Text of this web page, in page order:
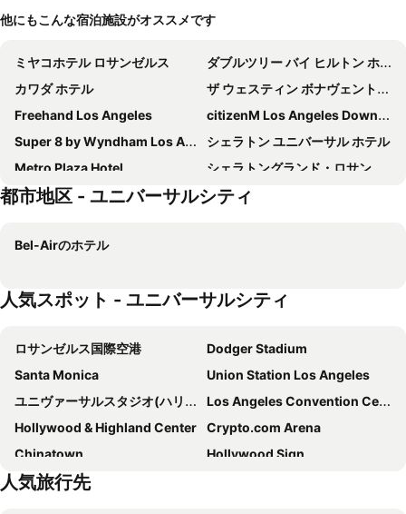
他にもこんな宿泊施設がオススメです
ミヤコホテル ロサンゼルス
ダブルツリー バイ ヒルトン ホテル ロサンゼルス ダウンタウン
カワダ ホテル
ザ ウェスティン ボナヴェントゥル ホテル アンド スイーツ ロサンゼルス
Freehand Los Angeles
citizenM Los Angeles Downtown
Super 8 by Wyndham Los Angeles Downtown
シェラトン ユニバーサル ホテル
Metro Plaza Hotel
シェラトングランド・ロサンゼルス
The Biltmore Los Angeles
エース ホテル ダウンタウン ロサンゼルス
オムニ ロサンゼルス ホテル アット カリフォルニア プラザ
ナイツ イン ロサンゼルス カリフォルニア
ホテル カーメル
ハリウッド セレブリティ ホテル
JW Marriott Los Angeles L.A. LIVE
ERTH INN by AGA Los Angeles
オーシャン ビュー ホテル
Level Los Angeles - Downtown South Olive
ベストウェスタン プラス ドラゴン ゲート イン
Hotel Indigo Los Angeles Downtown By Ihg
O ホテル
The Haas, Trademark Collection by Wyndham
American Hotel
ホリデイ ロッジ
都市地区 - ユニバーサルシティ
Bel-Airのホテル
人気スポット - ユニバーサルシティ
ロサンゼルス国際空港
Dodger Stadium
Santa Monica
Union Station Los Angeles
ユニヴァーサルスタジオ(ハリウッド)
Los Angeles Convention Center
Hollywood & Highland Center
Crypto.com Arena
Chinatown
Hollywood Sign
ダウンタウンロサンゼルス
人気旅行先